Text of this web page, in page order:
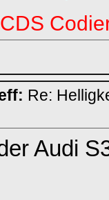
Re:
Audi